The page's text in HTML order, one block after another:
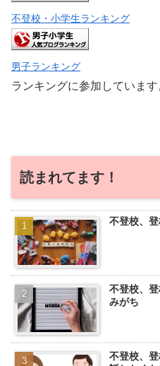
不登校・小学生ランキング
男子ランキング
ランキングに参加しています
読まれてます！
不登校、
不登校、
みがち
不登校、